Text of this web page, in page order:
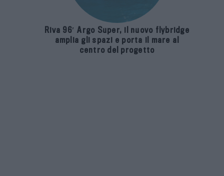
Riva 96′ Argo Super, il nuovo flybridge
amplia gli spazi e porta il mare al
centro del progetto